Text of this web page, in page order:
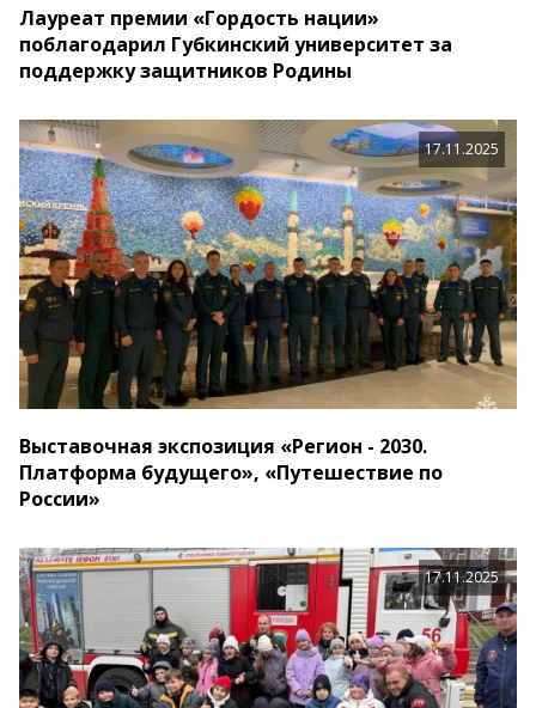
Лауреат премии «Гордость нации»
поблагодарил Губкинский университет за
поддержку защитников Родины
17.11.2025
Выставочная экспозиция «Регион - 2030.
Платформа будущего», «Путешествие по
России»
17.11.2025